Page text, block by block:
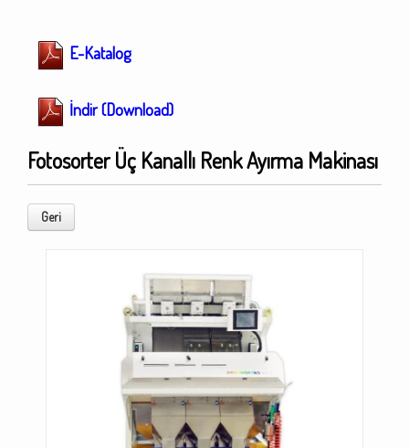
E-Katalog
İndir (Download)
Fotosorter Üç Kanallı Renk Ayırma Makinası
Geri